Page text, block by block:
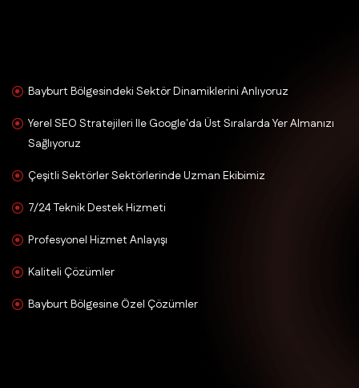
Bayburt Bölgesindeki Sektör Dinamiklerini Anlıyoruz
Yerel SEO Stratejileri Ile Google'da Üst Sıralarda Yer Almanızı
Sağlıyoruz
Çeşitli Sektörler Sektörlerinde Uzman Ekibimiz
7/24 Teknik Destek Hizmeti
Profesyonel Hizmet Anlayışı
Kaliteli Çözümler
Bayburt Bölgesine Özel Çözümler